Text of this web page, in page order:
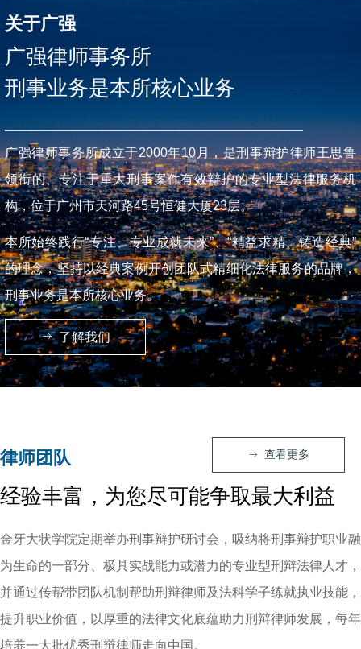
关于广强
广强律师事务所
刑事业务是本所核心业务
广强律师事务所成立于2000年10月，是刑事辩护律师王思鲁
领衔的、专注于重大刑事案件有效辩护的专业型法律服务机
构，位于广州市天河路45号恒健大厦23层。
本所始终践行“专注、专业成就未来”、“精益求精、铸造经典”
的理念，坚持以经典案例开创团队式精细化法律服务的品牌，
刑事业务是本所核心业务。
ꁹ 了解我们
律师团队
经验丰富，为您尽可能争取最大利益
金牙大状学院定期举办刑事辩护研讨会，吸纳将刑事辩护职业融
为生命的一部分、极具实战能力或潜力的专业型刑辩法律人才，
并通过传帮带团队机制帮助刑辩律师及法科学子练就执业技能，
提升职业价值，以厚重的法律文化底蕴助力刑辩律师发展，每年
培养一大批优秀刑辩律师走向中国。
ꁹ 查看更多